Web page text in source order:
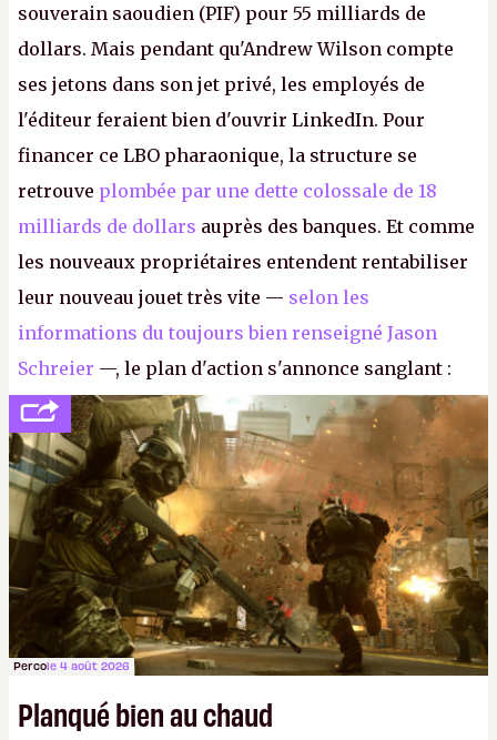
souverain saoudien (PIF) pour 55 milliards de
dollars. Mais pendant qu'Andrew Wilson compte
ses jetons dans son jet privé, les employés de
l'éditeur feraient bien d'ouvrir LinkedIn. Pour
financer ce LBO pharaonique, la structure se
retrouve plombée par une dette colossale de 18
milliards de dollars auprès des banques. Et comme
les nouveaux propriétaires entendent rentabiliser
leur nouveau jouet très vite — selon les
informations du toujours bien renseigné Jason
Schreier —, le plan d'action s'annonce sanglant :
réductions de coûts drastiques, fermetures de
studios et licenciements massifs. En gros, essorer
FCetBattlefield, puis virer le reste. P.
Percole 4 août 2026
Planqué bien au chaud